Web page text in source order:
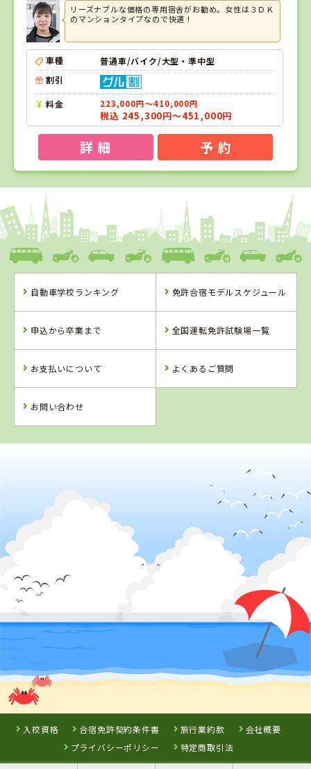
リーズナブルな価格の専用宿舎がお勧め。女性は３ＤＫ
のマンションタイプなので快適！
車種
普通車/バイク/大型・準中型
割引
料金 223,000円～410,000円
税込 245,300円～451,000円
詳 細 予 約
1
愛媛県
八幡浜自動車教習所
詳 細 予 約
詳 細 予 約
3位
阿波自動車学校
習所
予 約
新倉敷自動車学
校
詳 細
詳 細
鳥取県
倉吉自動車学校
詳 細
予 約
自動車学校ランキング 免許合宿モデルスケジュール
申込から卒業まで 全国運転免許試験場一覧
お支払いについて よくあるご質問
お問い合わせ
入校資格 合宿免許契約条件書 旅行業約款
会社概要
プライバシーポリシー
特定商取引法